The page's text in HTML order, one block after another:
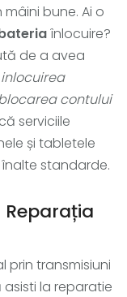
bune. Ai o
înlocuire?
de a avea
inlocuirea
contului
serviciile
și tabletele
standarde.
prin transmisiuni
asisti la reparatie